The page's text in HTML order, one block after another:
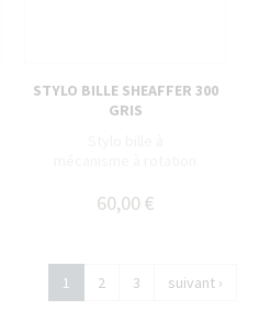
STYLO BILLE SHEAFFER 300
GRIS
60,00 €
1 2 3 suivant ›